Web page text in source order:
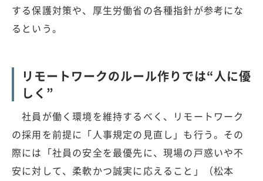
する保護対策や、厚生労働省の各種指針が参考にな
るという。
リモートワークのルール作りでは“人に優
しく”
社員が働く環境を維持するべく、リモートワーク
の採用を前提に「人事規定の見直し」も行う。その
際には「社員の安全を最優先に、現場の戸惑いや不
安に対して、柔軟かつ誠実に応えること」（松本